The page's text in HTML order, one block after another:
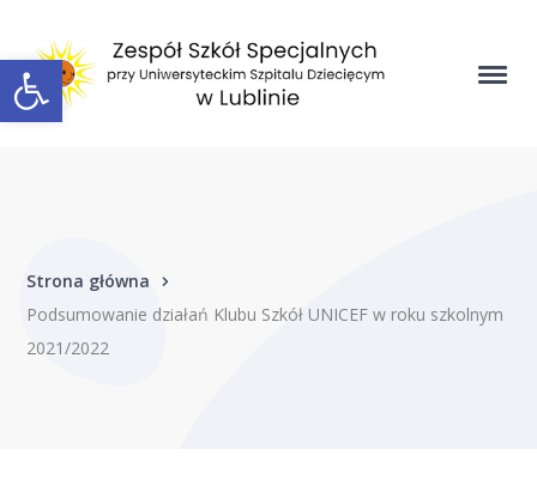
Open toolbar
Strona główna
Podsumowanie działań Klubu Szkół UNICEF w roku szkolnym
2021/2022